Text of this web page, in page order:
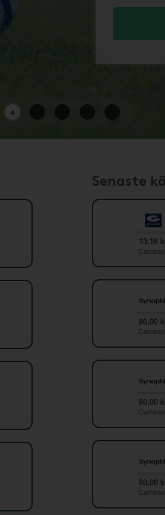
2
Senaste
13,16
80,00
80,00
80,00